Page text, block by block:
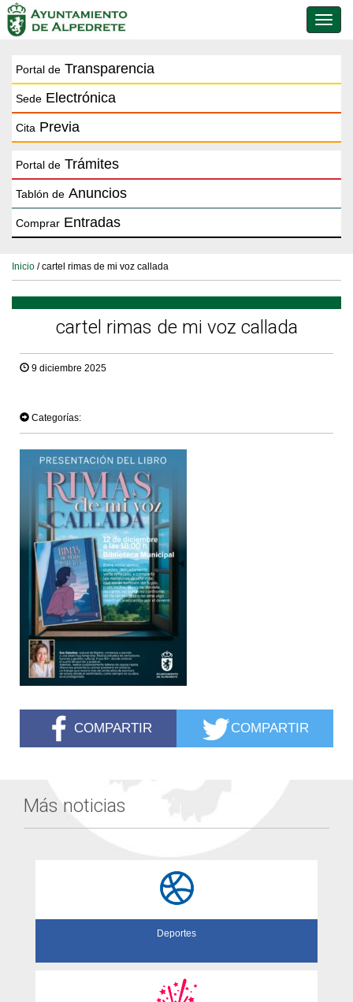
de
Portal de Transparencia
Sede Electrónica
Cita Previa
Portal de Trámites
Tablón de Anuncios
Comprar Entradas
Inicio / cartel rimas de mi voz callada
cartel rimas de mi voz callada
9 diciembre 2025
Categorías:
COMPARTIR COMPARTIR
Más noticias
Deportes